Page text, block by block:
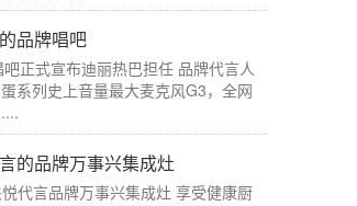
品牌唱吧
正式宣布迪丽热巴担任 品牌代言人
系列史上音量最大麦克风G3，全网
的品牌万事兴集成灶
悦代言品牌万事兴集成灶 享受健康厨